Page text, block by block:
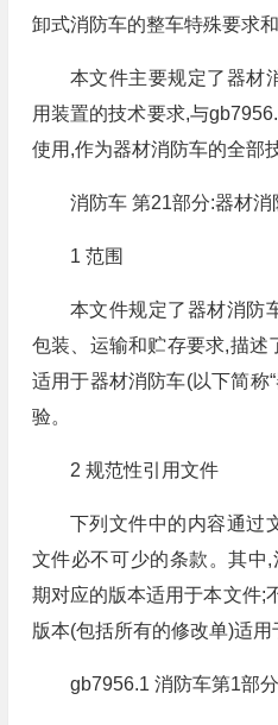
卸式消防车的整车特殊要求
本文件主要规定了器材
用装置的技术要求,与
使用,作为器材消防车的全部
消防车 第21部分:器材消
1 范围
本文件规定了器材消防
包装、运输和贮存要求,描述
适用于器材消防车(以下简称
验。
2 规范性引用文件
下列文件中的内容通过
文件必不可少的条款。其中
期对应的版本适用于本文件;
版本(包括所有的修改单)适用
gb7956.1 消防车第1部